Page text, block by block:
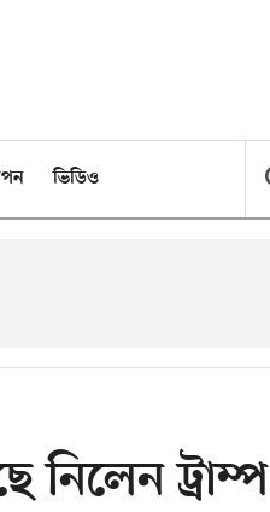
ভিডিও
নিলেন ট্রাম্প